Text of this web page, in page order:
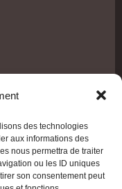
des technologies
aux informations des
nous permettra de traiter
ou les ID uniques
son consentement peut